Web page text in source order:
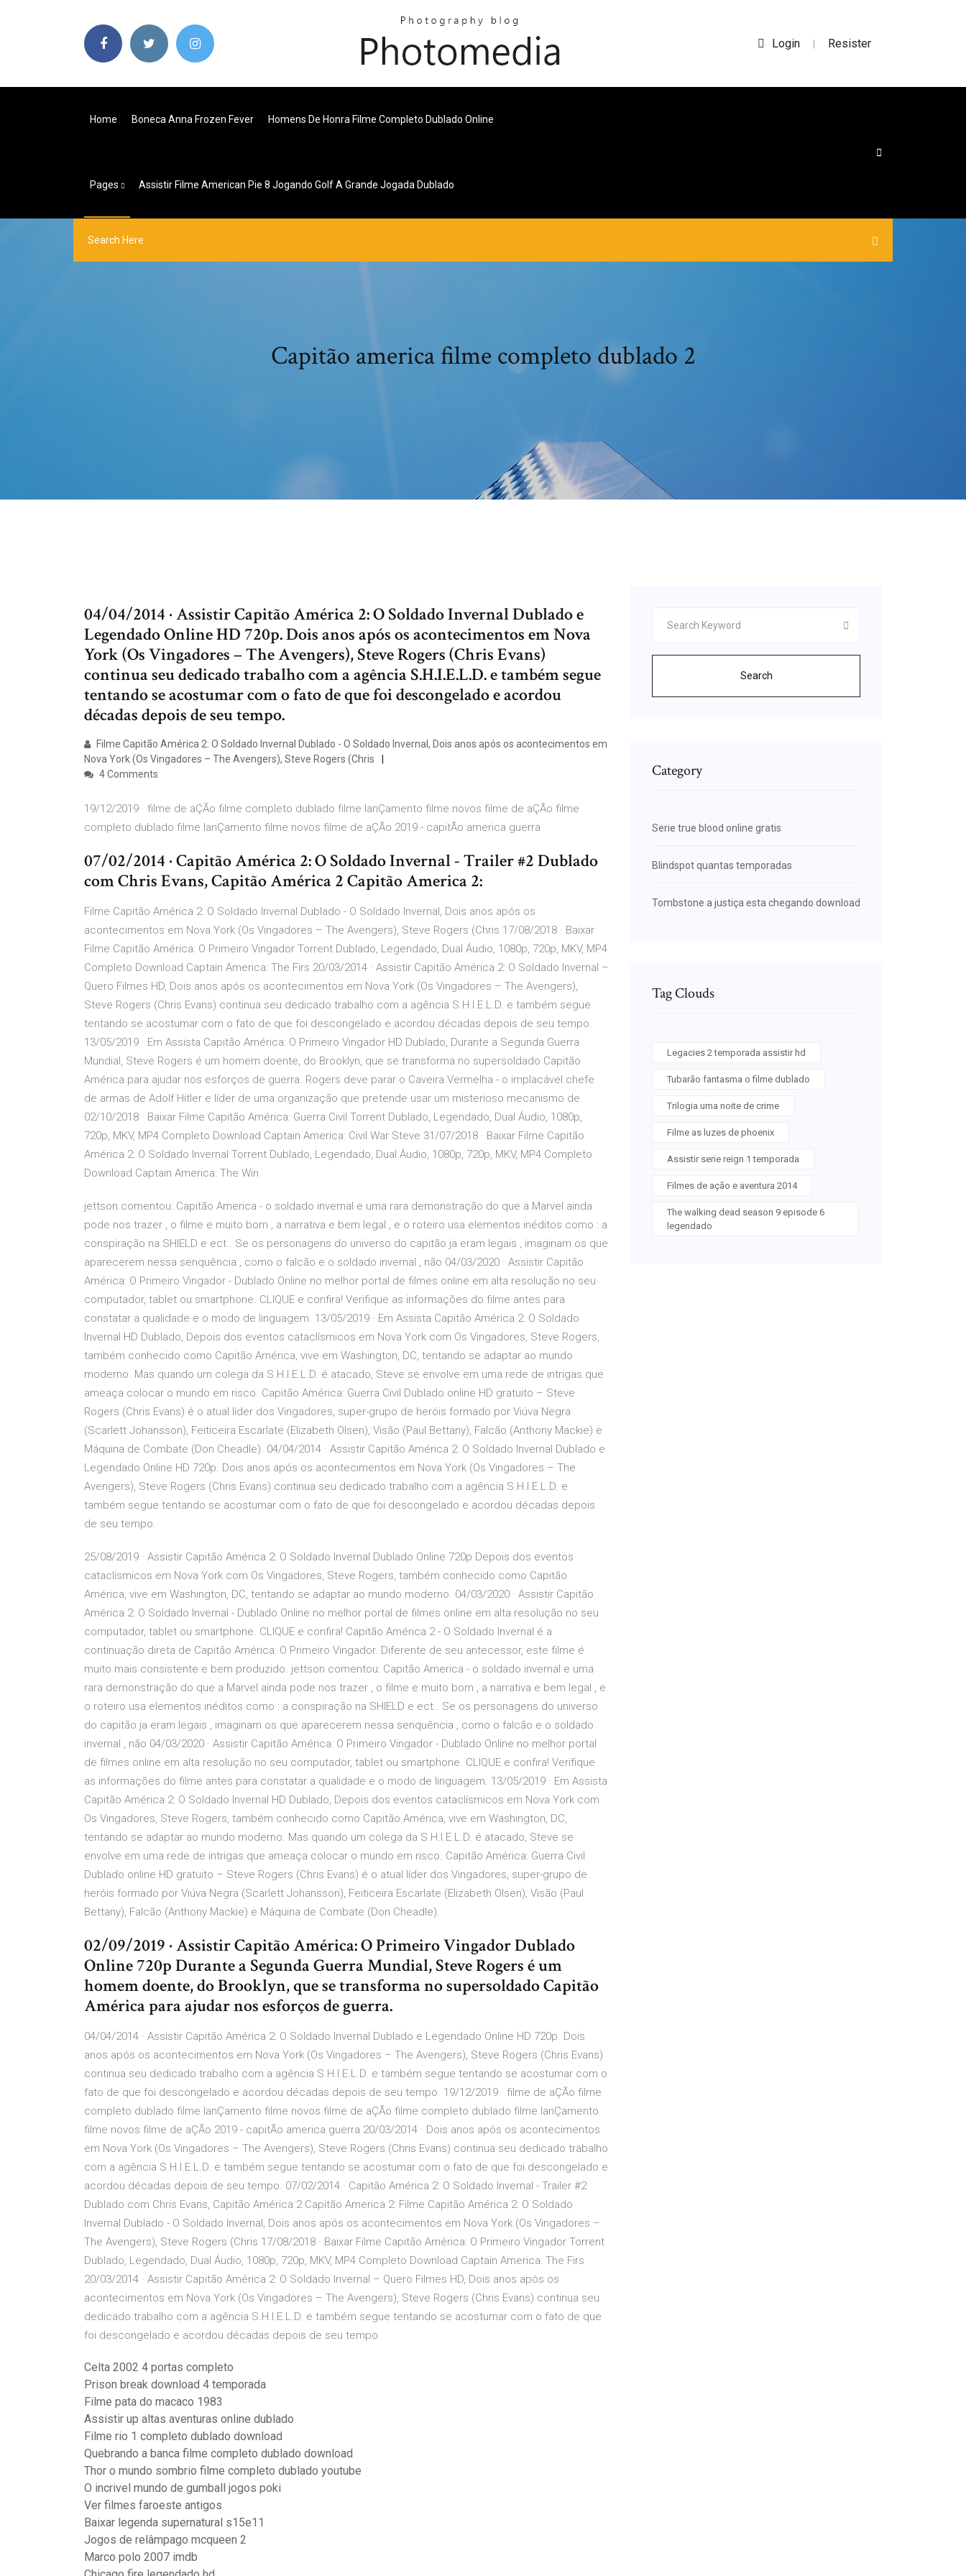
Login | Resister
Home Boneca Anna Frozen Fever Homens De Honra Filme Completo Dublado Online
Pages Assistir Filme American Pie 8 Jogando Golf A Grande Jogada Dublado
Capitão america filme completo dublado 2
04/04/2014 · Assistir Capitão América 2: O Soldado Invernal Dublado e
Legendado Online HD 720p. Dois anos após os acontecimentos em Nova
York (Os Vingadores – The Avengers), Steve Rogers (Chris Evans)
continua seu dedicado trabalho com a agência S.H.I.E.L.D. e também segue
tentando se acostumar com o fato de que foi descongelado e acordou
décadas depois de seu tempo.
Filme Capitão América 2: O Soldado Invernal Dublado - O Soldado Invernal, Dois anos após os acontecimentos em
Nova York (Os Vingadores – The Avengers), Steve Rogers (Chris
4 Comments
19/12/2019 · filme de aÇÃo filme completo dublado filme lanÇamento filme novos filme de aÇÃo filme
completo dublado filme lanÇamento filme novos filme de aÇÃo 2019 - capitÃo america guerra
07/02/2014 · Capitão América 2: O Soldado Invernal - Trailer #2 Dublado
com Chris Evans, Capitão América 2 Capitão America 2:
Filme Capitão América 2: O Soldado Invernal Dublado - O Soldado Invernal, Dois anos após os
acontecimentos em Nova York (Os Vingadores – The Avengers), Steve Rogers (Chris 17/08/2018 · Baixar
Filme Capitão América: O Primeiro Vingador Torrent Dublado, Legendado, Dual Áudio, 1080p, 720p, MKV, MP4
Completo Download Captain America: The Firs 20/03/2014 · Assistir Capitão América 2: O Soldado Invernal –
Quero Filmes HD, Dois anos após os acontecimentos em Nova York (Os Vingadores – The Avengers),
Steve Rogers (Chris Evans) continua seu dedicado trabalho com a agência S.H.I.E.L.D. e também segue
tentando se acostumar com o fato de que foi descongelado e acordou décadas depois de seu tempo.
13/05/2019 · Em Assista Capitão América: O Primeiro Vingador HD Dublado, Durante a Segunda Guerra
Mundial, Steve Rogers é um homem doente, do Brooklyn, que se transforma no supersoldado Capitão
América para ajudar nos esforços de guerra. Rogers deve parar o Caveira Vermelha - o implacável chefe
de armas de Adolf Hitler e líder de uma organização que pretende usar um misterioso mecanismo de
02/10/2018 · Baixar Filme Capitão América: Guerra Civil Torrent Dublado, Legendado, Dual Áudio, 1080p,
720p, MKV, MP4 Completo Download Captain America: Civil War Steve 31/07/2018 · Baixar Filme Capitão
América 2: O Soldado Invernal Torrent Dublado, Legendado, Dual Áudio, 1080p, 720p, MKV, MP4 Completo
Download Captain America: The Win
jettson comentou: Capitão America - o soldado invernal e uma rara demonstração do que a Marvel ainda
pode nos trazer , o filme e muito bom , a narrativa e bem legal , e o roteiro usa elementos inéditos como : a
conspiração na SHIELD e ect.. Se os personagens do universo do capitão ja eram legais , imaginam os que
aparecerem nessa senquência , como o falcão e o soldado invernal , não 04/03/2020 · Assistir Capitão
América: O Primeiro Vingador - Dublado Online no melhor portal de filmes online em alta resolução no seu
computador, tablet ou smartphone. CLIQUE e confira! Verifique as informações do filme antes para
constatar a qualidade e o modo de linguagem. 13/05/2019 · Em Assista Capitão América 2: O Soldado
Invernal HD Dublado, Depois dos eventos cataclísmicos em Nova York com Os Vingadores, Steve Rogers,
também conhecido como Capitão América, vive em Washington, DC, tentando se adaptar ao mundo
moderno. Mas quando um colega da S.H.I.E.L.D. é atacado, Steve se envolve em uma rede de intrigas que
ameaça colocar o mundo em risco. Capitão América: Guerra Civil Dublado online HD gratuito – Steve
Rogers (Chris Evans) é o atual líder dos Vingadores, super-grupo de heróis formado por Viúva Negra
(Scarlett Johansson), Feiticeira Escarlate (Elizabeth Olsen), Visão (Paul Bettany), Falcão (Anthony Mackie) e
Máquina de Combate (Don Cheadle). 04/04/2014 · Assistir Capitão América 2: O Soldado Invernal Dublado e
Legendado Online HD 720p. Dois anos após os acontecimentos em Nova York (Os Vingadores – The
Avengers), Steve Rogers (Chris Evans) continua seu dedicado trabalho com a agência S.H.I.E.L.D. e
também segue tentando se acostumar com o fato de que foi descongelado e acordou décadas depois
de seu tempo.
25/08/2019 · Assistir Capitão América 2: O Soldado Invernal Dublado Online 720p Depois dos eventos
cataclísmicos em Nova York com Os Vingadores, Steve Rogers, também conhecido como Capitão
América, vive em Washington, DC, tentando se adaptar ao mundo moderno. 04/03/2020 · Assistir Capitão
América 2: O Soldado Invernal - Dublado Online no melhor portal de filmes online em alta resolução no seu
computador, tablet ou smartphone. CLIQUE e confira! Capitão América 2 - O Soldado Invernal é a
continuação direta de Capitão América: O Primeiro Vingador. Diferente de seu antecessor, este filme é
muito mais consistente e bem produzido. jettson comentou: Capitão America - o soldado invernal e uma
rara demonstração do que a Marvel ainda pode nos trazer , o filme e muito bom , a narrativa e bem legal , e
o roteiro usa elementos inéditos como : a conspiração na SHIELD e ect.. Se os personagens do universo
do capitão ja eram legais , imaginam os que aparecerem nessa senquência , como o falcão e o soldado
invernal , não 04/03/2020 · Assistir Capitão América: O Primeiro Vingador - Dublado Online no melhor portal
de filmes online em alta resolução no seu computador, tablet ou smartphone. CLIQUE e confira! Verifique
as informações do filme antes para constatar a qualidade e o modo de linguagem. 13/05/2019 · Em Assista
Capitão América 2: O Soldado Invernal HD Dublado, Depois dos eventos cataclísmicos em Nova York com
Os Vingadores, Steve Rogers, também conhecido como Capitão América, vive em Washington, DC,
tentando se adaptar ao mundo moderno. Mas quando um colega da S.H.I.E.L.D. é atacado, Steve se
envolve em uma rede de intrigas que ameaça colocar o mundo em risco. Capitão América: Guerra Civil
Dublado online HD gratuito – Steve Rogers (Chris Evans) é o atual líder dos Vingadores, super-grupo de
heróis formado por Viúva Negra (Scarlett Johansson), Feiticeira Escarlate (Elizabeth Olsen), Visão (Paul
Bettany), Falcão (Anthony Mackie) e Máquina de Combate (Don Cheadle).
02/09/2019 · Assistir Capitão América: O Primeiro Vingador Dublado
Online 720p Durante a Segunda Guerra Mundial, Steve Rogers é um
homem doente, do Brooklyn, que se transforma no supersoldado Capitão
América para ajudar nos esforços de guerra.
04/04/2014 · Assistir Capitão América 2: O Soldado Invernal Dublado e Legendado Online HD 720p. Dois
anos após os acontecimentos em Nova York (Os Vingadores – The Avengers), Steve Rogers (Chris Evans)
continua seu dedicado trabalho com a agência S.H.I.E.L.D. e também segue tentando se acostumar com o
fato de que foi descongelado e acordou décadas depois de seu tempo. 19/12/2019 · filme de aÇÃo filme
completo dublado filme lanÇamento filme novos filme de aÇÃo filme completo dublado filme lanÇamento
filme novos filme de aÇÃo 2019 - capitÃo america guerra 20/03/2014 · Dois anos após os acontecimentos
em Nova York (Os Vingadores – The Avengers), Steve Rogers (Chris Evans) continua seu dedicado trabalho
com a agência S.H.I.E.L.D. e também segue tentando se acostumar com o fato de que foi descongelado e
acordou décadas depois de seu tempo. 07/02/2014 · Capitão América 2: O Soldado Invernal - Trailer #2
Dublado com Chris Evans, Capitão América 2 Capitão America 2: Filme Capitão América 2: O Soldado
Invernal Dublado - O Soldado Invernal, Dois anos após os acontecimentos em Nova York (Os Vingadores –
The Avengers), Steve Rogers (Chris 17/08/2018 · Baixar Filme Capitão América: O Primeiro Vingador Torrent
Dublado, Legendado, Dual Áudio, 1080p, 720p, MKV, MP4 Completo Download Captain America: The Firs
20/03/2014 · Assistir Capitão América 2: O Soldado Invernal – Quero Filmes HD, Dois anos após os
acontecimentos em Nova York (Os Vingadores – The Avengers), Steve Rogers (Chris Evans) continua seu
dedicado trabalho com a agência S.H.I.E.L.D. e também segue tentando se acostumar com o fato de que
foi descongelado e acordou décadas depois de seu tempo.
Celta 2002 4 portas completo
Prison break download 4 temporada
Filme pata do macaco 1983
Assistir up altas aventuras online dublado
Filme rio 1 completo dublado download
Quebrando a banca filme completo dublado download
Thor o mundo sombrio filme completo dublado youtube
O incrivel mundo de gumball jogos poki
Ver filmes faroeste antigos
Baixar legenda supernatural s15e11
Jogos de relâmpago mcqueen 2
Marco polo 2007 imdb
Search
Category
Serie true blood online gratis
Blindspot quantas temporadas
Tombstone a justiça esta chegando download
Tag Clouds
Legacies 2 temporada assistir hd
Tubarão fantasma o filme dublado
Trilogia uma noite de crime
Filme as luzes de phoenix
Assistir serie reign 1 temporada
Filmes de ação e aventura 2014
The walking dead season 9 episode 6
legendado